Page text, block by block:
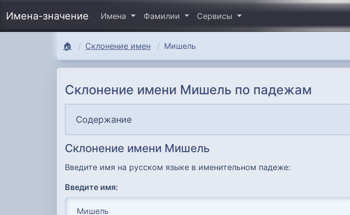
Имена-значение Имена Фамилии Сервисы
🏠 Склонение имен Мишель
Склонение имени Мишель по падежам
Содержание
Склонение имени Мишель
Введите имя на русском языке в именительном падеже:
Введите имя: